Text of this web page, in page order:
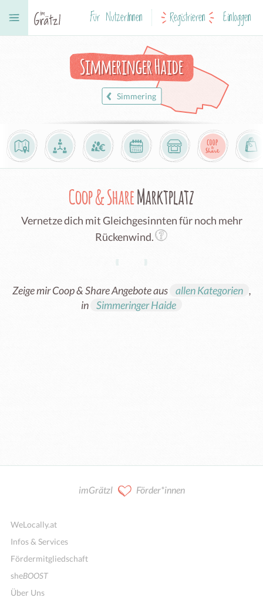
Für NutzerInnen Registrieren Einloggen
Simmeringer Haide
Simmering
Coop & ShareMarktplatz
Vernetze dich mit Gleichgesinnten für noch mehr
Rückenwind.
Zeige mir Coop & Share Angebote aus allen Kategorien ,
in Simmeringer Haide
imGrätzl Förder*innen
WeLocally.at
Infos & Services
Fördermitgliedschaft
sheBOOST
Über Uns